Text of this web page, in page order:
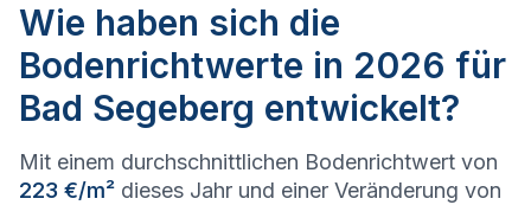
Wie haben sich die
Bodenrichtwerte in 2026 für
Bad Segeberg entwickelt?
Mit einem durchschnittlichen Bodenrichtwert von
223 €/m² dieses Jahr und einer Veränderung von